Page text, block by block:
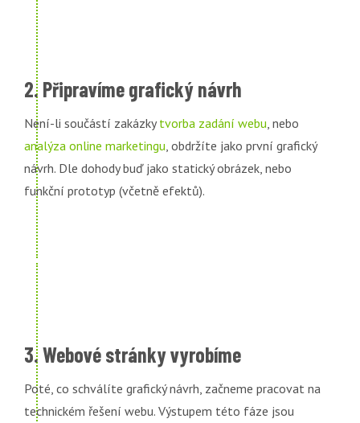
2. Připravíme grafický návrh
Není-li součástí zakázkytvorba zadání webu, nebo
analýza online marketingu, obdržíte jako první grafický
návrh. Dle dohody buď jako statický obrázek, nebo
funkční prototyp (včetně efektů).
3. Webové stránky vyrobíme
Poté, co schválíte grafický návrh, začneme pracovat na
technickém řešení webu. Výstupem této fáze jsou